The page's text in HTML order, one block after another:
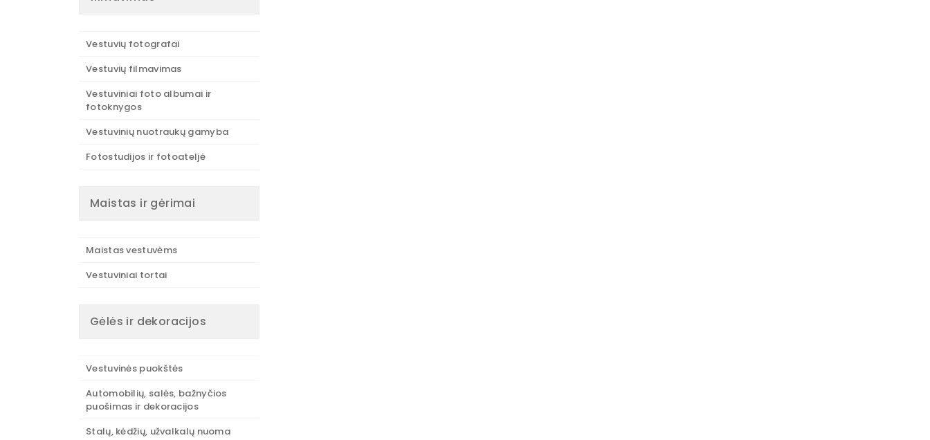
Vestuvių fotografai
Vestuvių filmavimas
Vestuviniai foto albumai ir
fotoknygos
Vestuvinių nuotraukų gamyba
Fotostudijos ir fotoateljė
Maistas ir gėrimai
Maistas vestuvėms
Vestuviniai tortai
Gėlės ir dekoracijos
Vestuvinės puokštės
Automobilių, salės, bažnyčios
puošimas ir dekoracijos
Stalų, kėdžių, užvalkalų nuoma